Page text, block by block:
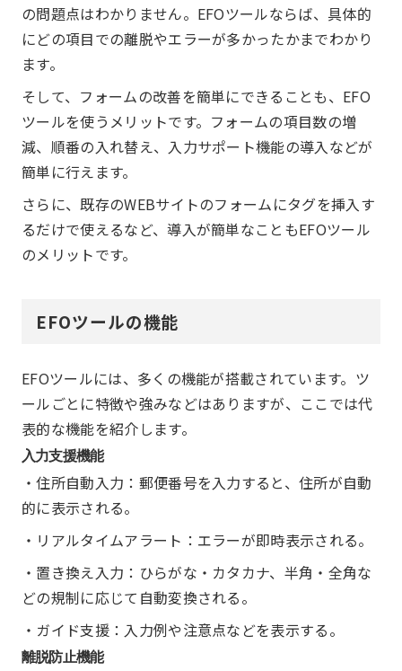
の問題点はわかりません。EFOツールならば、具体的
にどの項目での離脱やエラーが多かったかまでわかり
ます。
そして、フォームの改善を簡単にできることも、EFO
ツールを使うメリットです。フォームの項目数の増
減、順番の入れ替え、入力サポート機能の導入などが
簡単に行えます。
さらに、既存のWEBサイトのフォームにタグを挿入す
るだけで使えるなど、導入が簡単なこともEFOツール
のメリットです。
EFOツールの機能
EFOツールには、多くの機能が搭載されています。ツ
ールごとに特徴や強みなどはありますが、ここでは代
表的な機能を紹介します。
入力支援機能
・住所自動入力：郵便番号を入力すると、住所が自動
的に表示される。
・リアルタイムアラート：エラーが即時表示される。
・置き換え入力：ひらがな・カタカナ、半角・全角な
どの規制に応じて自動変換される。
・ガイド支援：入力例や注意点などを表示する。
離脱防止機能